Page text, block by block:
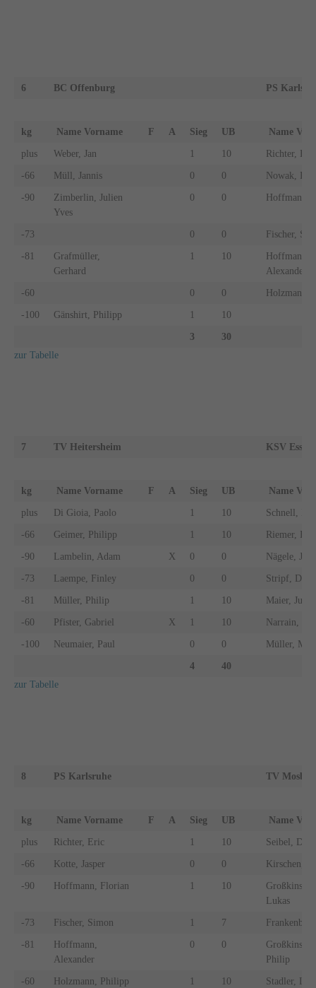
6 BC Offenburg PS
kg Name Vorname F A Sieg UB Name
plus Weber, Jan 1 10 Richter, Eric
-66 Müll, Jannis 0 0 Nowak,
-90
Zimberlin, Julien
Yves
0 0 Hoffmann,
-73 0 0 Fischer,
-81
Grafmüller,
Gerhard
1 10
Hoffmann,
Alexander
-60 0 0 Holzmann,
-100 Gänshirt, Philipp 1 10
3
30
zur Tabelle
7 TV Heitersheim KSV
kg Name Vorname F A Sieg UB Name
plus Di Gioia, Paolo 1 10 Schnell,
-66 Geimer, Philipp 10 Riemer,
-90 Lambelin, Adam X 0 0 Nägele, Jan
-73 Laempe, Finley 0 0 Stripf,
-81 Müller, Philip 1 10 Maier,
-60 Pfister, Gabriel X 10 Narrain,
-100 Neumaier, Paul 0 0 Müller,
4
40
zur Tabelle
8 PS Karlsruhe TV
kg Name Vorname F A Sieg UB Name
plus Richter, Eric 1 10 Seibel,
-66 Kotte, Jasper 0 0 Kirschen,
-90 Hoffmann, Florian 1 10
Lukas
-73 Fischer, Simon 7
-81
Hoffmann,
Alexander
0 0
Philip
-60 Holzmann, Philipp 10 Stadler,